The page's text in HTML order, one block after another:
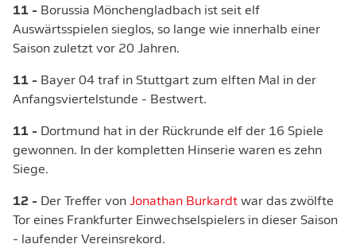
11 - Borussia Mönchengladbach ist seit elf
Auswärtsspielen sieglos, so lange wie innerhalb einer
Saison zuletzt vor 20 Jahren.
11 - Bayer 04 traf in Stuttgart zum elften Mal in der
Anfangsviertelstunde - Bestwert.
11 - Dortmund hat in der Rückrunde elf der 16 Spiele
gewonnen. In der kompletten Hinserie waren es zehn
Siege.
12 - Der Treffer von Jonathan Burkardt war das zwölfte
Tor eines Frankfurter Einwechselspielers in dieser Saison
- laufender Vereinsrekord.